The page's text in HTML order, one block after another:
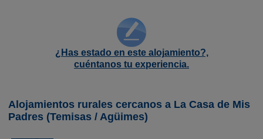
¿Has estado en este alojamiento?,
cuéntanos tu experiencia.
Alojamientos rurales cercanos a La Casa de Mis
Padres (Temisas / Agüimes)